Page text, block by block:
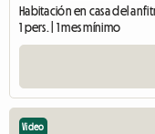
Habitación en casa del
1 pers. | 1 mes mínimo
Video